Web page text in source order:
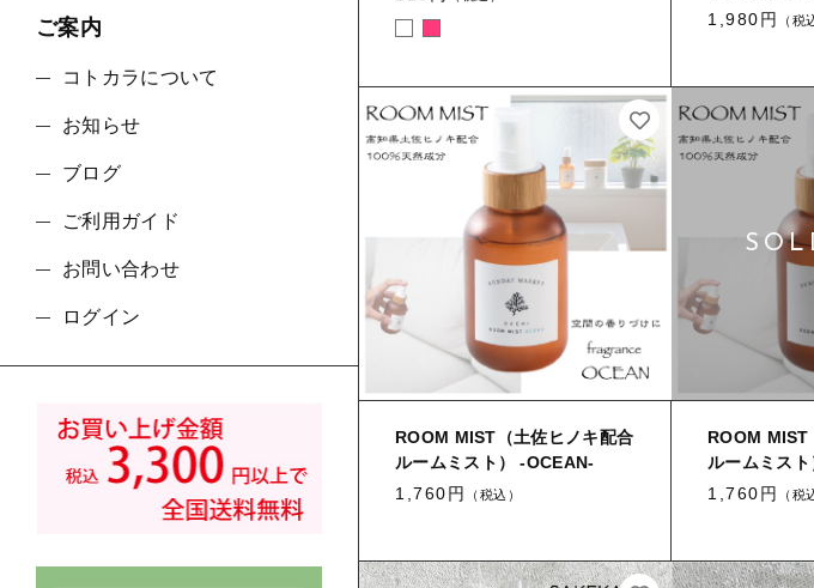
1,980円
（税
ROOM MIST（土佐ヒノキ配合
ルームミスト） -OCEAN-
1,760円
（税込）
ROOM MIST
ルームミス
1,760円
（税
ご案内
コトカラについて
お知らせ
ブログ
ご利用ガイド
お問い合わせ
ログイン